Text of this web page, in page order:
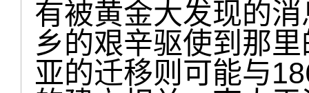
有被黄金大发现的
乡的艰辛驱使到那
亚的迁移则可能与